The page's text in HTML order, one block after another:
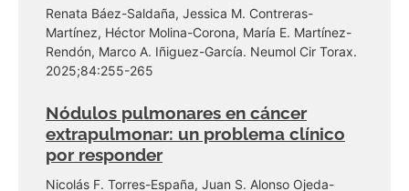
Renata Báez-Saldaña, Jessica M. Contreras-
Martínez, Héctor Molina-Corona, María E. Martínez-
Rendón, Marco A. Iñiguez-García. Neumol Cir Torax.
2025;84:255-265
Nódulos pulmonares en cáncer
extrapulmonar: un problema clínico
por responder
Nicolás F. Torres-España, Juan S. Alonso Ojeda-